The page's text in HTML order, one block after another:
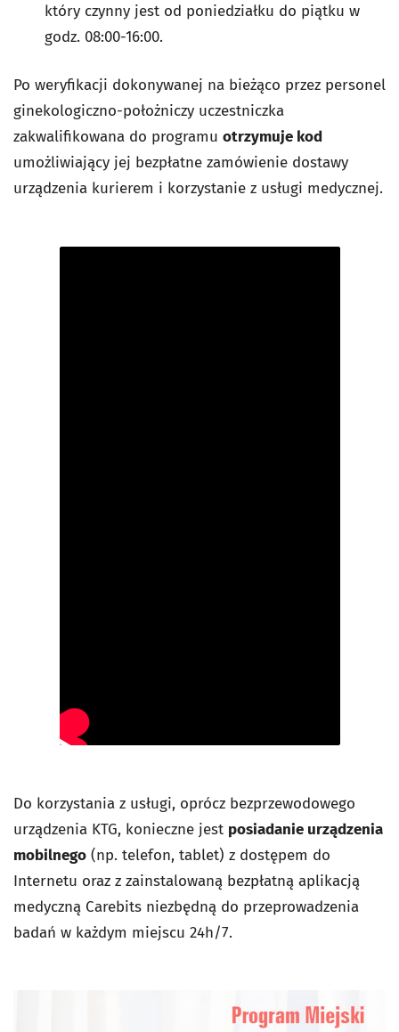
który czynny jest od poniedziałku do piątku w
godz. 08:00-16:00.
Po weryfikacji dokonywanej na bieżąco przez personel
ginekologiczno-położniczy uczestniczka
zakwalifikowana do programu otrzymuje kod
umożliwiający jej bezpłatne zamówienie dostawy
urządzenia kurierem i korzystanie z usługi medycznej.
Do korzystania z usługi, oprócz bezprzewodowego
urządzenia KTG, konieczne jest posiadanie urządzenia
mobilnego (np. telefon, tablet) z dostępem do
Internetu oraz z zainstalowaną bezpłatną aplikacją
medyczną Carebits niezbędną do przeprowadzenia
badań w każdym miejscu 24h/7.